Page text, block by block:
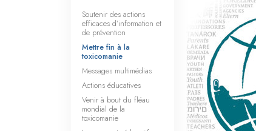
Soutenir des actions
efficaces d’information et
de prévention
Mettre fin à la
toxicomanie
Messages multimédias
Actions éducatives
Venir à bout du fléau
mondial de la
toxicomanie